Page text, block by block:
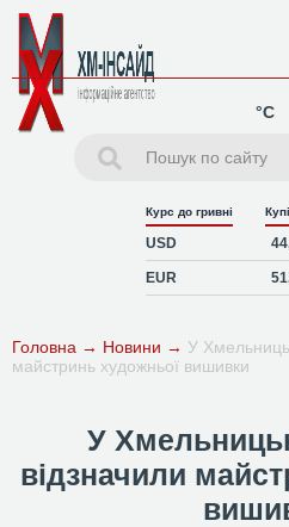
°C
Курс до гривні
USD
EUR
Головна → Новини → У
майстринь художньої вишивки
У
відзначили